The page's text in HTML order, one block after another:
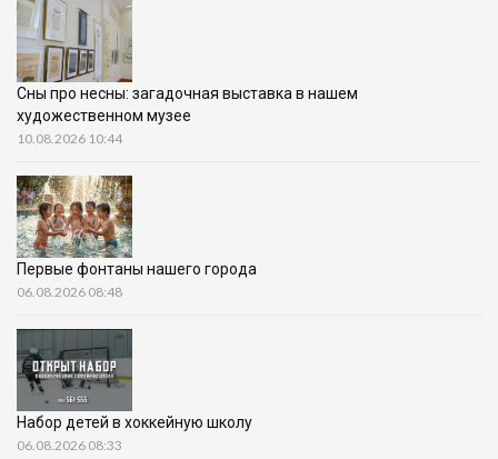
Сны про несны: загадочная выставка в нашем
художественном музее
10.08.2026 10:44
Первые фонтаны нашего города
06.08.2026 08:48
Набор детей в хоккейную школу
06.08.2026 08:33